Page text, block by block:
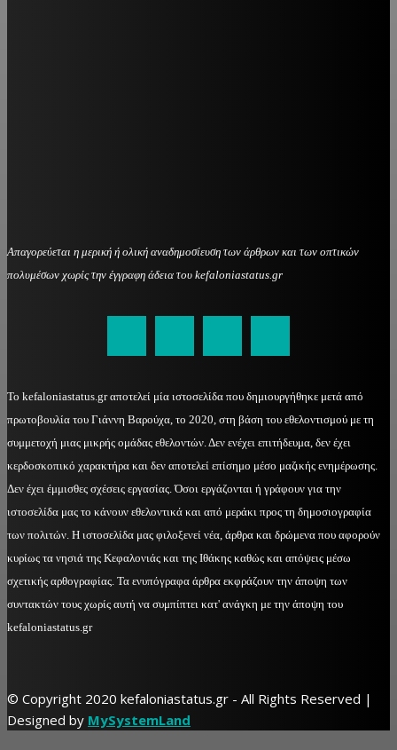
Απαγορεύεται η μερική ή ολική αναδημοσίευση των άρθρων και των οπτικών
πολυμέσων χωρίς την έγγραφη άδεια του kefaloniastatus.gr
Το kefaloniastatus.gr αποτελεί μία ιστοσελίδα που δημιουργήθηκε μετά από
πρωτοβουλία του Γιάννη Βαρούχα, το 2020, στη βάση του εθελοντισμού με τη
συμμετοχή μιας μικρής ομάδας εθελοντών. Δεν ενέχει επιτήδευμα, δεν έχει
κερδοσκοπικό χαρακτήρα και δεν αποτελεί επίσημο μέσο μαζικής ενημέρωσης.
Δεν έχει έμμισθες σχέσεις εργασίας. Όσοι εργάζονται ή γράφουν για την
ιστοσελίδα μας το κάνουν εθελοντικά και από μεράκι προς τη δημοσιογραφία
των πολιτών. Η ιστοσελίδα μας φιλοξενεί νέα, άρθρα και δρώμενα που αφορούν
κυρίως τα νησιά της Κεφαλονιάς και της Ιθάκης καθώς και απόψεις μέσω
σχετικής αρθογραφίας. Τα ενυπόγραφα άρθρα εκφράζουν την άποψη των
συντακτών τους χωρίς αυτή να συμπίπτει κατ' ανάγκη με την άποψη του
kefaloniastatus.gr
© Copyright 2020 kefaloniastatus.gr - All Rights Reserved |
Designed by MySystemLand